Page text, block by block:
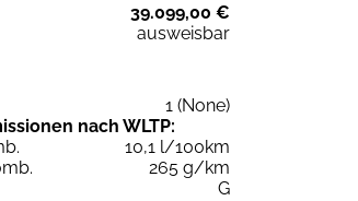
39.099,00 €
ausweisbar
1 (None)
nach WLTP:
10,1 l/100km
265 g/km
G